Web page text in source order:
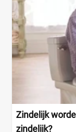
Zindelijk
zindelijk?